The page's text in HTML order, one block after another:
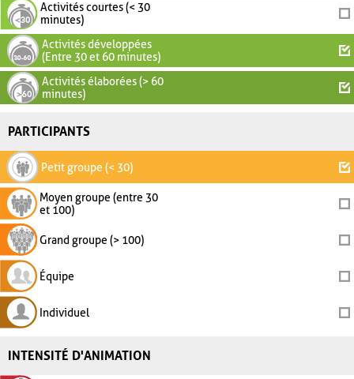
Activités courtes (< 30
minutes)
Activités développées
(Entre 30 et 60 minutes)
Activités élaborées (> 60
minutes)
PARTICIPANTS
Petit groupe (< 30)
Moyen groupe (entre 30
et 100)
Grand groupe (> 100)
Équipe
Individuel
INTENSITÉ D'ANIMATION